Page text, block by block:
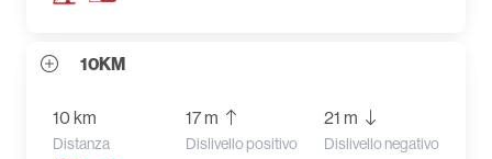
10KM
10 km
Distanza
17 m
Dislivello positivo
21 m
Dislivello negativo